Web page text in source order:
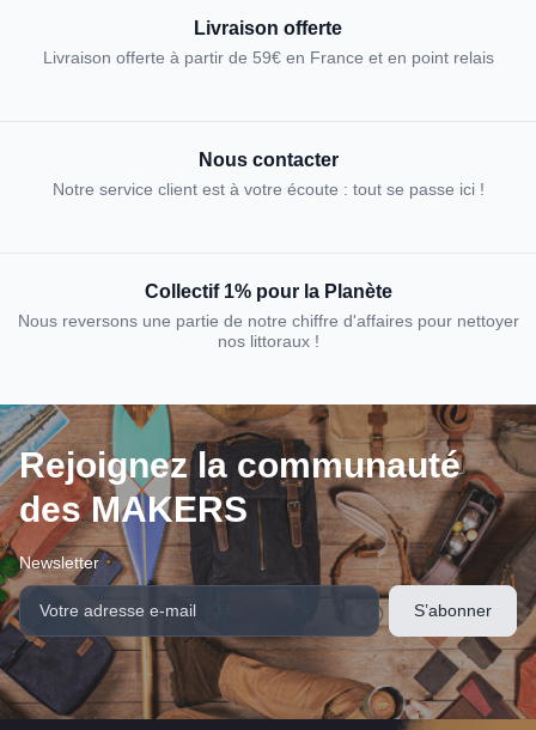
Livraison offerte
Livraison offerte à partir de 59€ en France et en point relais
Nous contacter
Notre service client est à votre écoute : tout se passe ici !
Collectif 1% pour la Planète
Nous reversons une partie de notre chiffre d'affaires pour nettoyer
nos littoraux !
Rejoignez la communauté
des MAKERS
Newsletter